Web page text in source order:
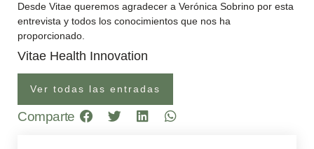
Desde Vitae queremos agradecer a Verónica Sobrino por esta
entrevista y todos los conocimientos que nos ha
proporcionado.
Vitae Health Innovation
Ver todas las entradas
Comparte